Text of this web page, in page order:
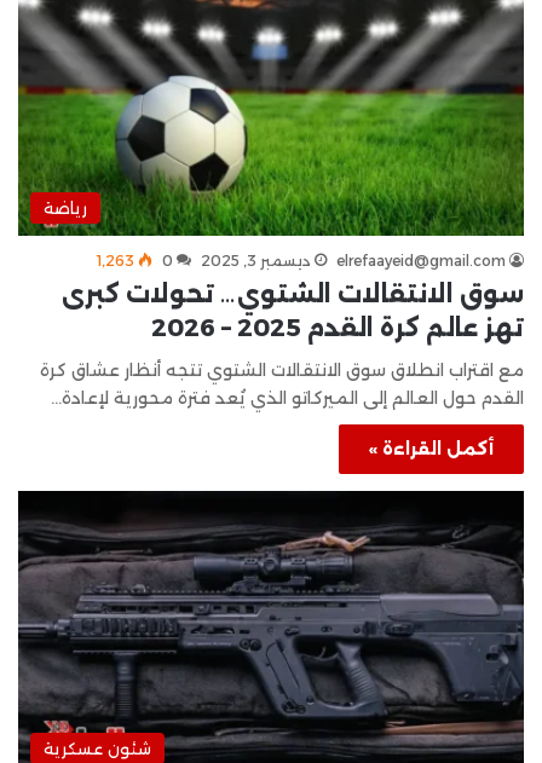
رياضة
elrefaayeid@gmail.com ديسمبر 3, 2025 0 1٬263
سوق الانتقالات الشتوي… تحولات كبرى
تهز عالم كرة القدم 2025 – 2026
مع اقتراب انطلاق سوق الانتقالات الشتوي تتجه أنظار عشاق كرة
القدم حول العالم إلى الميركاتو الذي يُعد فترة محورية لإعادة…
أكمل القراءة »
شئون عسكرية